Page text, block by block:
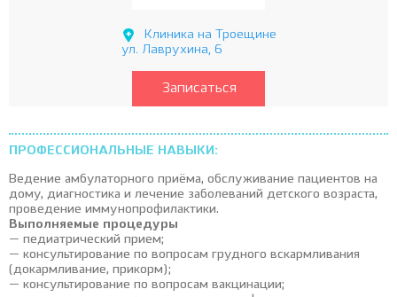
Клиника на Троещине
ул. Лаврухина, 6
Записаться
ПРОФЕССИОНАЛЬНЫЕ НАВЫКИ:
Ведение амбулаторного приёма, обслуживание пациентов на
дому, диагностика и лечение заболеваний детского возраста,
проведение иммунопрофилактики.
Выполняемые процедуры
— педиатрический прием;
— консультирование по вопросам грудного вскармливания
(докармливание, прикорм);
— консультирование по вопросам вакцинации;